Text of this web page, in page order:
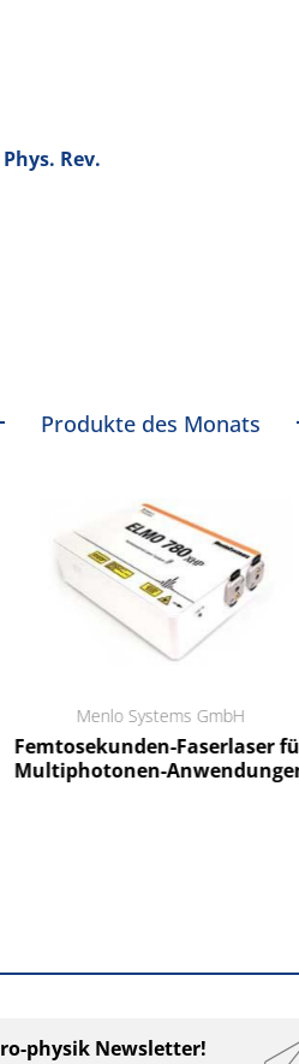
Rev.
Produkte des Monats
Menlo Systems GmbH
Femtosekunden-Faserlaser für
Multiphotonen-Anwendungen
physik Newsletter!